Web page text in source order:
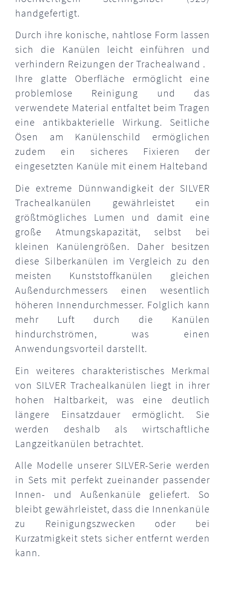
handgefertigt.
Durch ihre konische, nahtlose Form lassen
sich die Kanülen leicht einführen und
verhindern Reizungen der Trachealwand .
Ihre glatte Oberfläche ermöglicht eine
problemlose Reinigung und das
verwendete Material entfaltet beim Tragen
eine antikbakterielle Wirkung. Seitliche
Ösen am Kanülenschild ermöglichen
zudem ein sicheres Fixieren der
eingesetzten Kanüle mit einem Halteband
Die extreme Dünnwandigkeit der SILVER
Trachealkanülen gewährleistet ein
größtmögliches Lumen und damit eine
große Atmungskapazität, selbst bei
kleinen Kanülengrößen. Daher besitzen
diese Silberkanülen im Vergleich zu den
meisten Kunststoffkanülen gleichen
Außendurchmessers einen wesentlich
höheren Innendurchmesser. Folglich kann
mehr Luft durch die Kanülen
hindurchströmen, was einen
Anwendungsvorteil darstellt.
Ein weiteres charakteristisches Merkmal
von SILVER Trachealkanülen liegt in ihrer
hohen Haltbarkeit, was eine deutlich
längere Einsatzdauer ermöglicht. Sie
werden deshalb als wirtschaftliche
Langzeitkanülen betrachtet.
Alle Modelle unserer SILVER-Serie werden
in Sets mit perfekt zueinander passender
Innen- und Außenkanüle geliefert. So
bleibt gewährleistet, dass die Innenkanüle
zu Reinigungszwecken oder bei
Kurzatmigkeit stets sicher entfernt werden
kann.